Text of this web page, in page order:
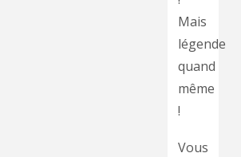
Mais
légende
quand
même
!
Vous